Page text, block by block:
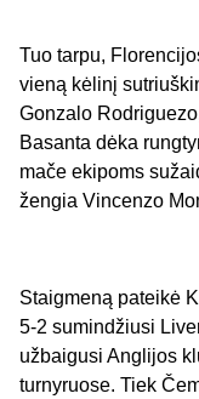
Tuo tarpu,
vieną kėlinį
Gonzalo
Basanta dėka
mače ekipoms
žengia Vincenzo
Staigmeną pateikė
5-2 sumindžiusi
užbaigusi Anglijos
turnyruose. Tiek